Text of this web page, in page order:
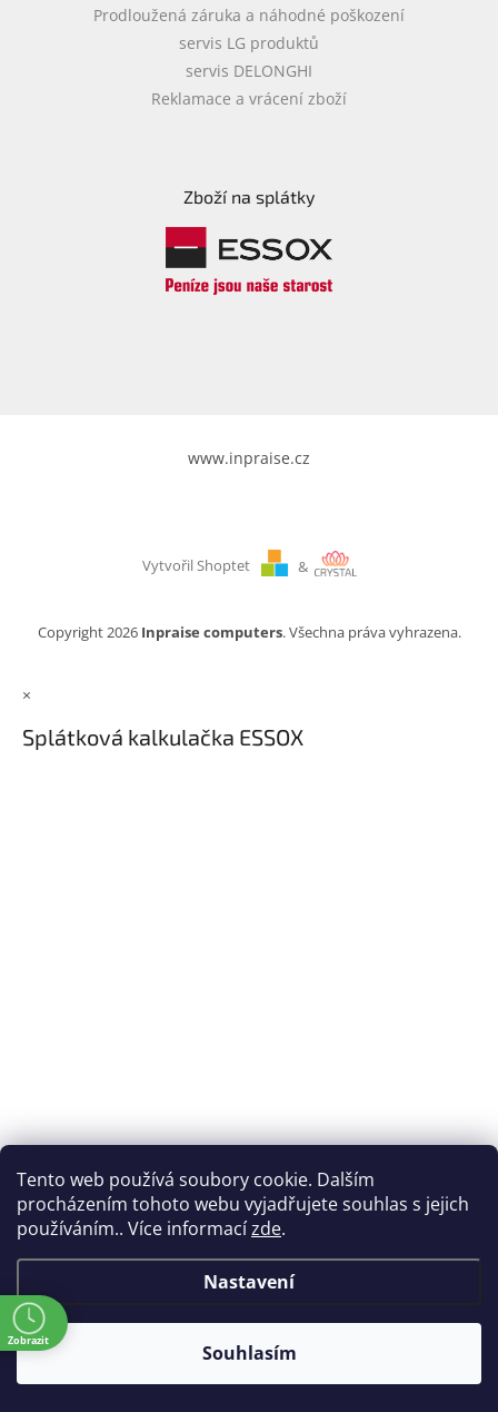
Tento web používá soubory cookie. Dalším
procházením tohoto webu vyjadřujete souhlas s jejich
používáním.. Více informacízde.
Nastavení
Souhlasím
Prodloužená záruka a náhodné poškození
servis LG produktů
servis DELONGHI
Reklamace a vrácení zboží
Zboží na splátky
www.inpraise.cz
Vytvořil Shoptet &
Copyright 2026 Inpraise computers. Všechna práva vyhrazena.
×
Splátková kalkulačka ESSOX
Zobrazit